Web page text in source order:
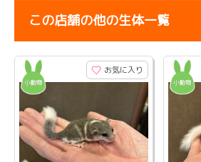
この店舗の他の生体一覧
お気に入り